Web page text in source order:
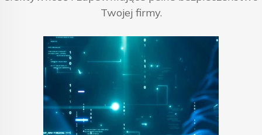
Twojej firmy.